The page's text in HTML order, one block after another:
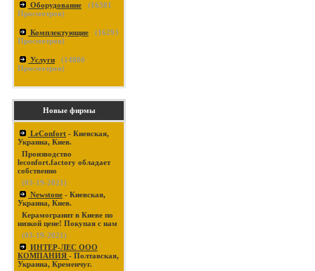
Оборудование (16381
Просмотров)
Комплектующие (16293
Просмотров)
Услуги (14880
Просмотров)
Новые фирмы
LeConfort - Киевская,
Украина, Киев.
Производство
leconfort.factory обладает
собственно
(03-19-2021)
Newstone - Киевская,
Украина, Киев.
Керамогранит в Киеве по
низкой цене! Покупая с нам
(03-19-2021)
ИНТЕР-ЛЕС ООО
КОМПАНИЯ - Полтавская,
Украина, Кременчуг.